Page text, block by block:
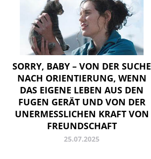
SORRY, BABY – VON DER SUCHE
NACH ORIENTIERUNG, WENN
DAS EIGENE LEBEN AUS DEN
FUGEN GERÄT UND VON DER
UNERMESSLICHEN KRAFT VON
FREUNDSCHAFT
25.07.2025